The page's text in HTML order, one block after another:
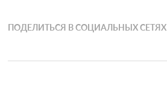
ПОДЕЛИТЬСЯ В СОЦИАЛЬНЫХ СЕТЯХ